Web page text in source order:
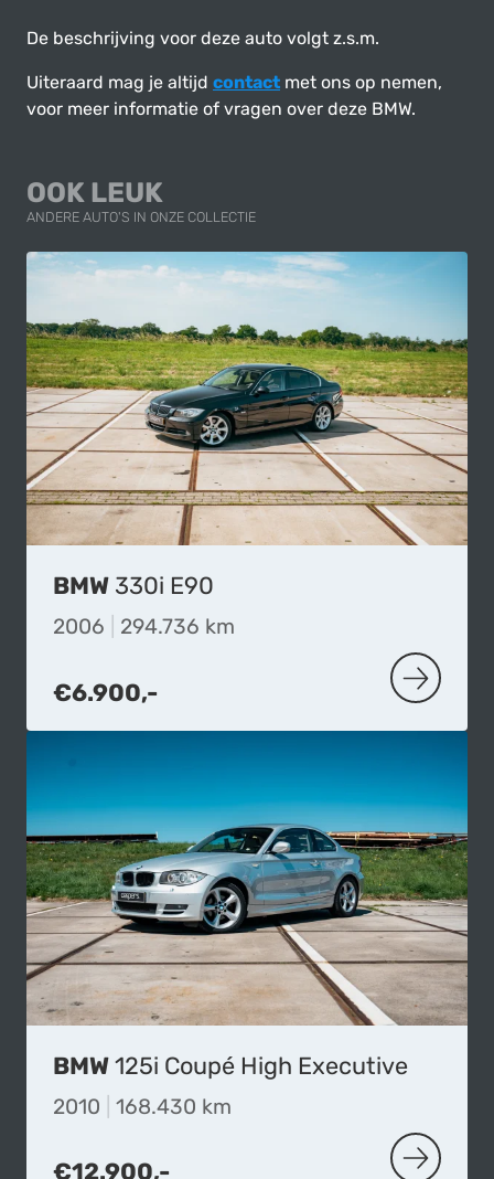
De beschrijving voor deze auto volgt z.s.m.
Uiteraard mag je altijd contact met ons op nemen,
voor meer informatie of vragen over deze BMW.
OOK LEUK
ANDERE AUTO'S IN ONZE COLLECTIE
BMW 330i E90
2006 294.736 km
€6.900,- MEER
BMW 125i Coupé High Executive
2010 168.430 km
€12.900,- MEER